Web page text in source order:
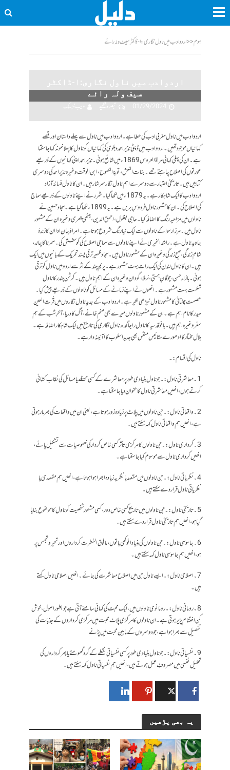
ہوم<<اردوادب میں ناول نگاری:ا-ڈاکٹر سیف ولہ رائے
اردوادب میں ناول نگاری:ا-ڈاکٹر
سیف ولہ رائے
01/29/2024
تبصرہ لکھیے ویب ڈیسک
اردو ادب میں ناول مغربی ادب کی عطا ہے ۔اردو ادب میں ناول سے پہلے داستان اور قصے
کہانیاں موجود تھیں۔ اردو ادب میں ڈپٹی نذیر احمد دہلوی کی کہانیاں کو ناول کا پہلا نمونہ کہا جاسکتا
ہے۔ ان کی پہلی کہانی مراۃ العروس 1869ء میں شائع ہوئی۔ نذیر احمد اپنی کہانیوں کے ذریعے
عورتوں کی اصلاح چاہتے تھے۔ بنات النعش، توبۃ النصوح، ابن الوقت وغیرہ نذیر احمد کی دوسری
کتابیں ہیں۔ تاریخی اعتبار سے دوسرے اہم ناول نگار سرشار ہیں۔ ان کا ناول فسانۂ آزاد
اردوادب کا ایک شاہکار ہے۔ یہ 1879ء میں لکھا گیا۔ شرر نے اپنے ناولوں کے ذریعے سماج
کی اصلاح کی۔ ان کا مشہور ناول فردوسِ بریں ہے۔ یہ 1899ء لکھا گیا ہے۔ سجاد حسین نے
ناولوں میں مزاحیہ رنگ کا اضافہ کیا۔ حاجی بغلول، احمق الدین، میٹھی چھری وغیرہ ان کے مشہور
ناول ہیں۔ مرزا رسوا کے ناولوں سے ایک نیا رنگ شروع ہوتا ہے۔ امراؤ جان ادا ان کا زندۂ
جاوید ناول ہے۔ راشدالخیری نے اپنے ناولوں سے سماجی اصلاح کی کوشش کی۔ سمرنا کا چاند،
شامِ زندگی، صبحِ زندگی وغیرہ ان کے مشہور ناول ہیں۔ سجاد ظہیر ترقی پسند تحریک کے بانیوں میں ایک
ہیں۔ ان کا ناول لندن کی ایک رات بہت مشہور ہے۔ پریم چند کے اثر سے اردو میں ناول کو ترقی
ہوئی۔ بازارِ حسن، چو گانِ ہستی، نرملا، گودان وغیرہ ان کے اہم ناول ہیں۔ کرشن چندر کا ناول
شکست بہت مشہور ہے۔ انھوں نے اپنے زمانے کے مسائل کو ناولوں کے ذریعے پیش کیا۔
عصمت چغتائی کا مشہور ناول ٹیڑھی لکیر ہے۔ اردو ادب کے جدید ناول نگاروں میں قُرت العین
حیدر کا نام اہم ہے۔ ان کے مشہور ناولوں میرے بھی صنم خانے، آگ کا دریا، آخرِ شب کے ہم
سفر وغیرہ اہم ہیں۔ بانو قدسیہ کا ناول راجا گدھ ناول نگاری کی تاریخ میں ایک شاہکار اضافہ ہے۔
بلال مختار کا ادھورے ستائیس منٹس بھی جدید اسلوب کا اآئینہ دار ہے۔
ناول کی اقسام:۔
1۔معاشرتی ناول:۔ جو ناول بنیادی طور پر معاشرے کے کسی مسئلے یا مسائل کی نقاب کشائی
کرتے ہوں، انھیں معاشرتی ناول کا عنوان دیا جاسکتا ہے۔
2۔واقعاتی ناول:۔ جن ناولوں میں پلاٹ پر زیادہ زور ہوتا ہے، یعنی ان میں واقعات کی بھرمار ہوتی
ہے، انھیں ہم واقعاتی ناول کہہ سکتے ہیں۔
3۔کرداری ناول:۔ جن ناولوں کا مرکزی تأثر کسی خاص کردار کی خصوصیات سے تشکیل پائے،
انھیں کرداری ناول سے موسوم کیا جاسکتا ہے۔
4۔نظریاتی ناول:۔ جن ناولوں میں مقصد یا نظریہ زیادہ ابھرا ہوا ہوتا ہے، انھیں ہم مقصدی یا
نظریاتی ناول قرار دے سکتے ہیں۔
5۔تاریخی ناول:۔ جن ناولوں میں تاریخ کسی خاص دور، کسی مشہور شخصیت کو ناول کا موضوع بنایا
گیا ہو، انھیں ہم تاریخی ناول قرار دے سکتے ہیں۔
6۔جاسوسی ناول:۔ جن ناولوں کی بنیاد انوکھی باتوں، مافوق الفطرت کرداروں اور تحیر و تجسس پر
ہو، انھیں ہم جاسوسی ناول کہہ سکتے ہیں۔
7۔اصلاحی ناول:۔ ایسے ناول جن میں اصلاح معاشرت کی جائے۔انھیں اصلاحی ناول کہتے
ہیں۔
8۔ رومانی ناول:۔ رومانوی ناولوں میں ، ایک محبت کی کہانی سامنے آتی ہے جو بطور اصول ، خوش
کن اختتام پزیر ہوتی ہے۔ ان ناولوں کا مرکزی پلاٹ محبت میں مرکزی کرداروں کے جذبات کی
تفصیل سے بھرا ہوا ہے ، جو دوسروں کے مابین محبت میں پڑنے
9۔نفسیاتی ناول:۔ جو ناول بنیادی طور پر کسی نفسیاتی نقطے کے گرد گھومتے یا پھر کرداروں کی
تحلیل نفسی میں مصروفِ عمل ہوتے ہیں، انھیں ہم نفسیاتی ناول کہہ سکتے ہیں۔
یہ بھی پڑھیں